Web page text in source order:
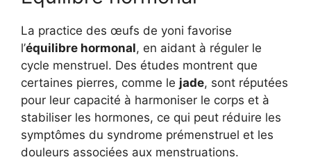
La practice des œufs de yoni favorise
l’équilibre hormonal, en aidant à réguler le
cycle menstruel. Des études montrent que
certaines pierres, comme le jade, sont réputées
pour leur capacité à harmoniser le corps et à
stabiliser les hormones, ce qui peut réduire les
symptômes du syndrome prémenstruel et les
douleurs associées aux menstruations.